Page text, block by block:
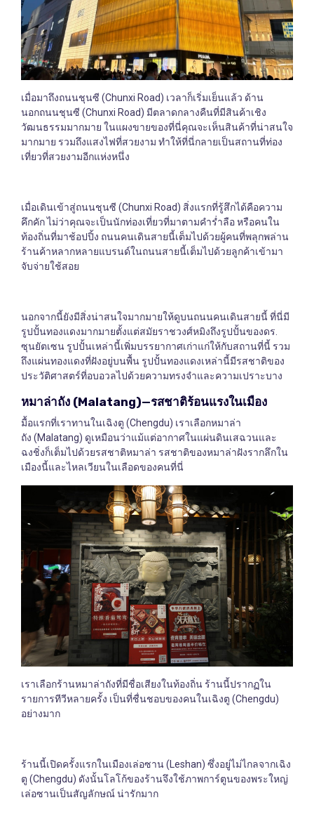
เมื่อมาถึงถนนชุนซี (Chunxi Road) เวลาก็เริ่มเย็นแล้ว ด้าน
นอกถนนชุนซี (Chunxi Road) มีตลาดกลางคืนที่มีสินค้าเชิง
วัฒนธรรมมากมาย ในแผงขายของที่นี่คุณจะเห็นสินค้าที่น่าสนใจ
มากมาย รวมถึงแสงไฟที่สวยงาม ทำให้ที่นี่กลายเป็นสถานที่ท่อง
เที่ยวที่สวยงามอีกแห่งหนึ่ง
เมื่อเดินเข้าสู่ถนนชุนซี (Chunxi Road) สิ่งแรกที่รู้สึกได้คือความ
คึกคัก ไม่ว่าคุณจะเป็นนักท่องเที่ยวที่มาตามคำร่ำลือ หรือคนใน
ท้องถิ่นที่มาช้อปปิ้ง ถนนคนเดินสายนี้เต็มไปด้วยผู้คนที่พลุกพล่าน
ร้านค้าหลากหลายแบรนด์ในถนนสายนี้เต็มไปด้วยลูกค้าเข้ามา
จับจ่ายใช้สอย
นอกจากนี้ยังมีสิ่งน่าสนใจมากมายให้ดูบนถนนคนเดินสายนี้ ที่นี่มี
รูปปั้นทองแดงมากมายตั้งแต่สมัยราชวงศ์หมิงถึงรูปปั้นของดร.
ซุนยัตเซน รูปปั้นเหล่านี้เพิ่มบรรยากาศเก่าแก่ให้กับสถานที่นี้ รวม
ถึงแผ่นทองแดงที่ฝังอยู่บนพื้น รูปปั้นทองแดงเหล่านี้มีรสชาติของ
ประวัติศาสตร์ที่อบอวลไปด้วยความทรงจำและความเปราะบาง
หมาล่าถัง (Malatang)—รสชาติร้อนแรงในเมือง
มื้อแรกที่เราทานในเฉิงตู (Chengdu) เราเลือกหมาล่า
ถัง (Malatang) ดูเหมือนว่าแม้แต่อากาศในแผ่นดินเสฉวนและ
ฉงชิ่งก็เต็มไปด้วยรสชาติหมาล่า รสชาติของหมาล่าฝังรากลึกใน
เมืองนี้และไหลเวียนในเลือดของคนที่นี่
เราเลือกร้านหมาล่าถังที่มีชื่อเสียงในท้องถิ่น ร้านนี้ปรากฏใน
รายการทีวีหลายครั้ง เป็นที่ชื่นชอบของคนในเฉิงตู (Chengdu)
อย่างมาก
ร้านนี้เปิดครั้งแรกในเมืองเล่อซาน (Leshan) ซึ่งอยู่ไม่ไกลจากเฉิง
ตู (Chengdu) ดังนั้นโลโก้ของร้านจึงใช้ภาพการ์ตูนของพระใหญ่
เล่อซานเป็นสัญลักษณ์ น่ารักมาก